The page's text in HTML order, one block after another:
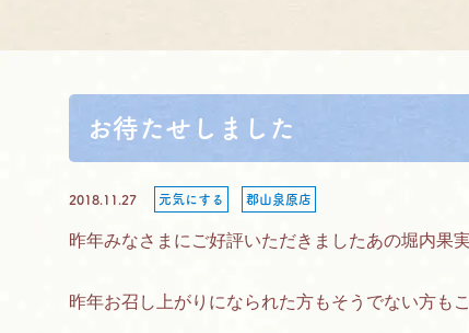
お待たせしました
2018.11.27 元気にする 郡山泉原店
昨年みなさまにご好評いただきましたあの堀内果
昨年お召し上がりになられた方もそうでない方も